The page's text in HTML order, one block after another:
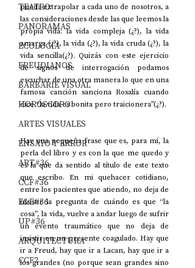
TEATRO
PANORAMAS
ECOLOGÍA
FREUDIANOS
BARBARIE VISUAL
HORÓSCOPO
ARTES VISUALES
ENSAYO Y ERROR
ART#36
CCF#36
E&E#36
UP#36
ARQUITECTURA
CCF2
pueda extrapolar a cada uno de nosotros, a
las consideraciones desde las que leemos la
propia vida: la vida compleja (¿?), la vida
amarga (¿?), la vida (¿?), la vida cruda (¿?), la
vida sencilla(¿?). Quizás con este ejercicio
de signos de interrogación podamos
escuchar de una otra manera lo que en una
famosa canción sanciona Rosalía cuando
dice “la vida es bonita pero traicionera”(¿?).
Hay una pequeña frase que es, para mí, la
perla del libro y es con la que me quedo y
es la que da sentido al título de este texto
que escribo. En mi quehacer cotidiano,
entre los pacientes que atiendo, no deja de
insistir la pregunta de cuándo es que “la
cosa”, la vida, vuelve a andar luego de sufrir
un evento traumático que no deja de
insistir en un presente coagulado. Hay que
ir a Freud, hay que ir a Lacan, hay que ir a
los grandes (no porque sean grandes sino